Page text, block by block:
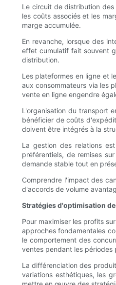
Le circuit de distribution
les coûts associés et les
marge accumulée.
En revanche, lorsque des
effet cumulatif fait souvent
distribution.
Les plateformes en ligne et
aux consommateurs via les
vente en ligne engendre
L'organisation du transport
bénéficier de coûts
doivent être intégrés à la
La gestion des relations
préférentiels, de remises
demande stable tout en
Comprendre l'impact des
d'accords de volume
Stratégies d'optimisation
Pour maximiser les profits
approches fondamentales
le comportement des
ventes pendant les périodes
La différenciation des
variations esthétiques, les